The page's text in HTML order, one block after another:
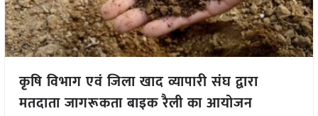
कृषि विभाग एवं जिला खाद व्यापारी संघ द्वारा
मतदाता जागरूकता बाइक रैली का आयोजन